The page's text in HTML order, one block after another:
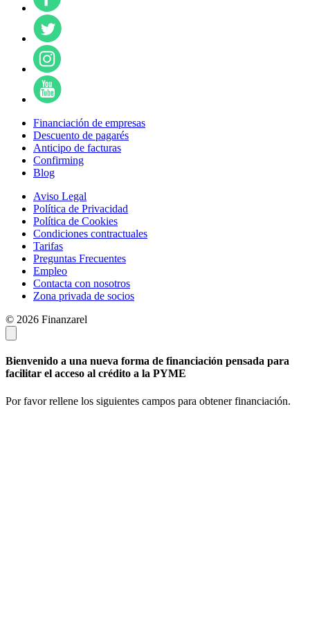
Financiación de empresas
Descuento de pagarés
Anticipo de facturas
Confirming
Blog
Aviso Legal
Política de Privacidad
Política de Cookies
Condiciones contractuales
Tarifas
Preguntas Frecuentes
Empleo
Contacta con nosotros
Zona privada de socios
© 2026 Finanzarel
Bienvenido a una nueva forma de financiación pensada para
facilitar el acceso al crédito a la PYME
Por favor rellene los siguientes campos para obtener financiación.